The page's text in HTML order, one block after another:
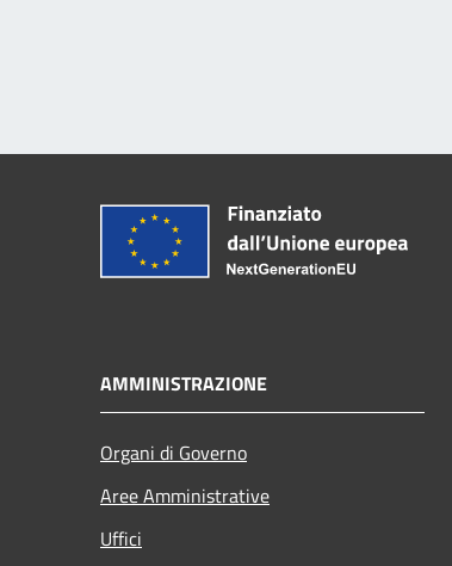
AMMINISTRAZIONE
Organi di Governo
Aree Amministrative
Uffici